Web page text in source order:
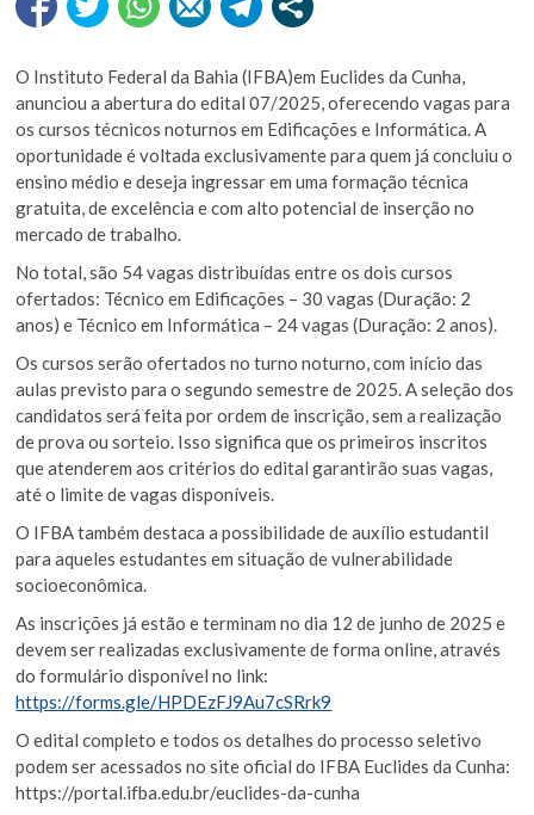
O Instituto Federal da Bahia (IFBA)em Euclides da Cunha,
anunciou a abertura do edital 07/2025, oferecendo vagas para
os cursos técnicos noturnos em Edificações e Informática. A
oportunidade é voltada exclusivamente para quem já concluiu o
ensino médio e deseja ingressar em uma formação técnica
gratuita, de excelência e com alto potencial de inserção no
mercado de trabalho.
No total, são 54 vagas distribuídas entre os dois cursos
ofertados: Técnico em Edificações – 30 vagas (Duração: 2
anos) e Técnico em Informática – 24 vagas (Duração: 2 anos).
Os cursos serão ofertados no turno noturno, com início das
aulas previsto para o segundo semestre de 2025. A seleção dos
candidatos será feita por ordem de inscrição, sem a realização
de prova ou sorteio. Isso significa que os primeiros inscritos
que atenderem aos critérios do edital garantirão suas vagas,
até o limite de vagas disponíveis.
O IFBA também destaca a possibilidade de auxílio estudantil
para aqueles estudantes em situação de vulnerabilidade
socioeconômica.
As inscrições já estão e terminam no dia 12 de junho de 2025 e
devem ser realizadas exclusivamente de forma online, através
do formulário disponível no link:
https://forms.gle/HPDEzFJ9Au7cSRrk9
O edital completo e todos os detalhes do processo seletivo
podem ser acessados no site oficial do IFBA Euclides da Cunha:
https://portal.ifba.edu.br/euclides-da-cunha